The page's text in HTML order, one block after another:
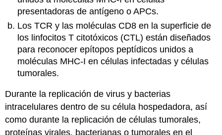
presentadoras de antígeno o APCs.
Los TCR y las moléculas CD8 en la superficie de
los linfocitos T citotóxicos (CTL) están diseñados
para reconocer epítopos peptídicos unidos a
moléculas MHC-I en células infectadas y células
tumorales.
Durante la replicación de virus y bacterias
intracelulares dentro de su célula hospedadora, así
como durante la replicación de células tumorales,
proteínas virales, bacterianas o tumorales en el